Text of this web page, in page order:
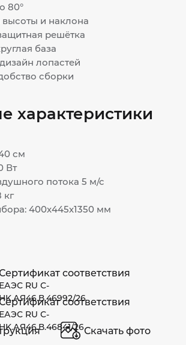
80°
высоты и наклона
решётка
база
лопастей
сборки
характеристики
см
Вт
потока 5 м/с
кг
400х445х1350 мм
Сертификат соответствия
ЕАЭС RU С-
HK.АЯ46.В.46992/26
Сертификат соответствия
ЕАЭС RU С-
26Скачать фото